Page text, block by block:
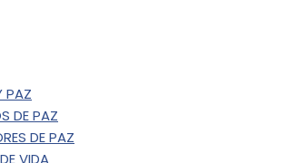
PAZ
DE PAZ
DE PAZ
VIDA